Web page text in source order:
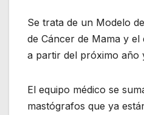
Se trata de un Modelo
de Cáncer de Mama y el
a partir del próximo año
El equipo médico se
mastógrafos que ya